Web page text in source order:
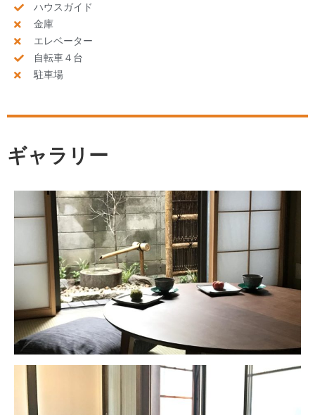
ハウスガイド
金庫
エレベーター
自転車４台
駐車場
ギャラリー